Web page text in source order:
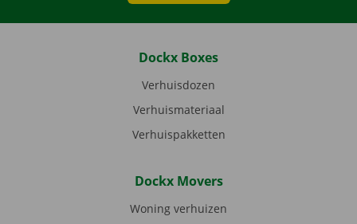
Dockx Boxes
Verhuisdozen
Verhuismateriaal
Verhuispakketten
Dockx Movers
Woning verhuizen